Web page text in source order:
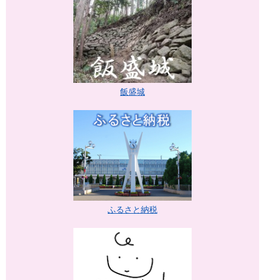
飯盛城
ふるさと納税